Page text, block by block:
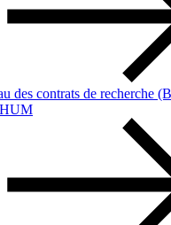
des contrats de recherche